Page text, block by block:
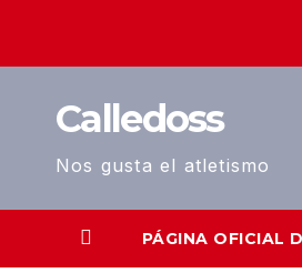
Calledoss
Nos gusta el atletismo
PÁGINA OFICIAL